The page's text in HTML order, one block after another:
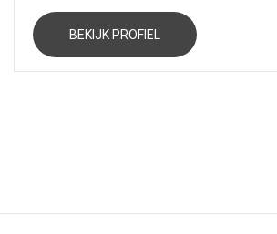
BEKIJK PROFIEL